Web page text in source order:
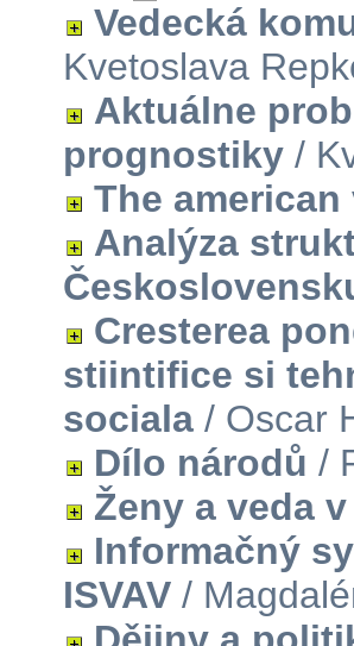
Vedecká
Kvetoslava
Aktuálne
prognostiky /
The
Analýza
Cresterea
stiintifice si
sociala / Oscar
Dílo národů /
Ženy a veda v
Informačný
ISVAV /